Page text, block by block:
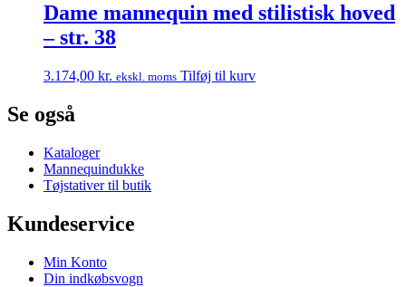
Dame mannequin med stilistisk hoved
– str. 38
3.174,00 kr. ekskl. moms Tilføj til kurv
Se også
Kataloger
Mannequindukke
Tøjstativer til butik
Kundeservice
Min Konto
Din indkøbsvogn